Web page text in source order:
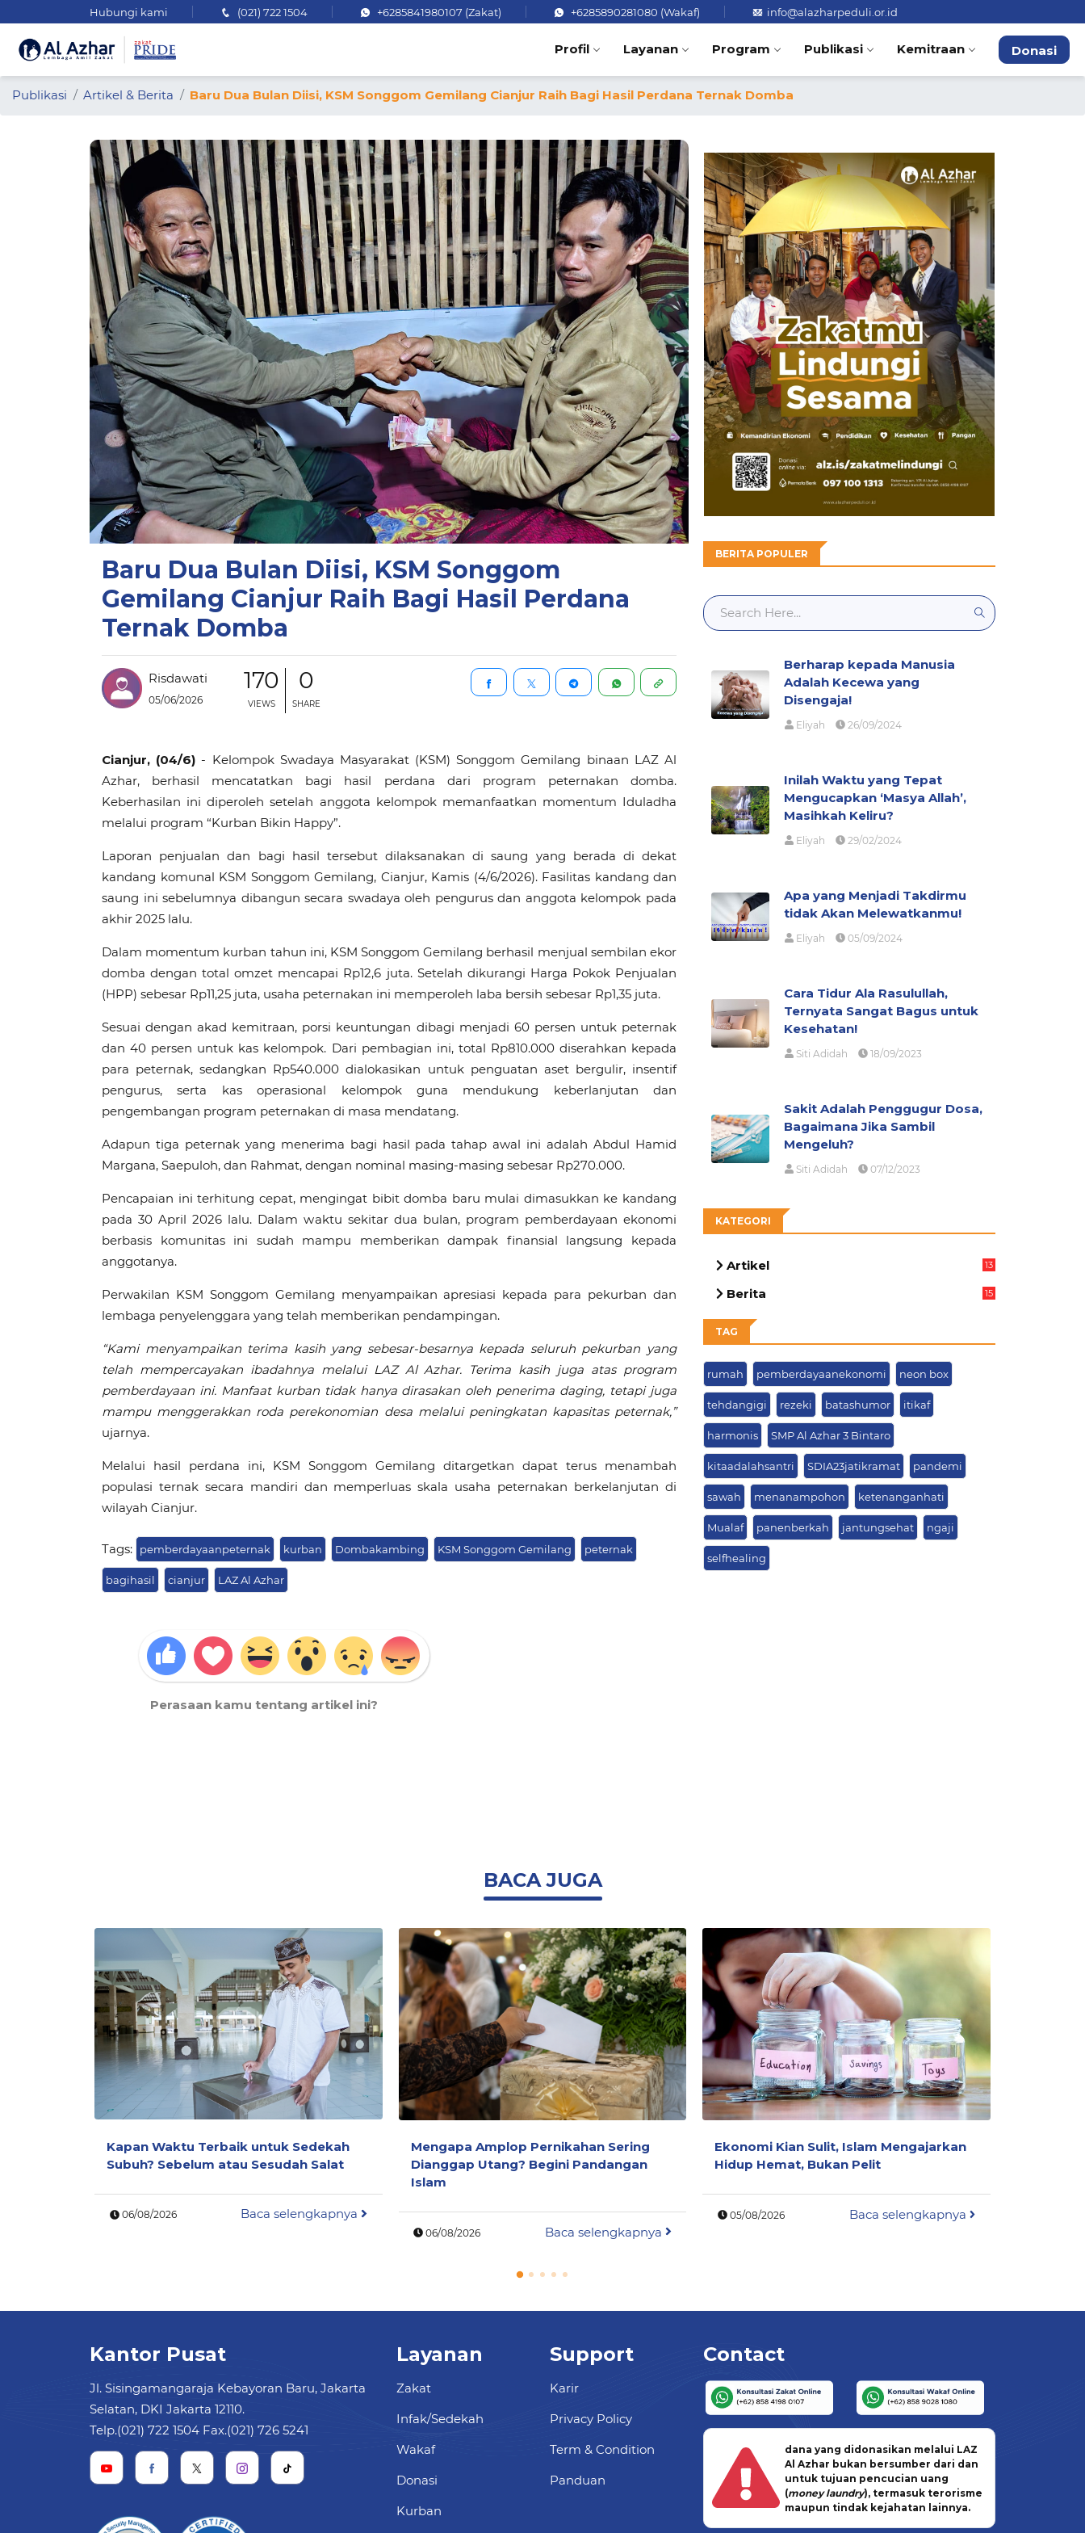
Hubungi kami (021) 722 1504 +6285841980107 (Zakat) +6285890281080 (Wakaf) info@alazharpeduli.or.id
Profil Layanan Program Publikasi Kemitraan Donasi
Publikasi Artikel & Berita Baru Dua Bulan Diisi, KSM Songgom Gemilang Cianjur Raih Bagi Hasil Perdana Ternak Domba
Baru Dua Bulan Diisi, KSM Songgom
Gemilang Cianjur Raih Bagi Hasil Perdana
Ternak Domba
Risdawati
05/06/2026
170
VIEWS
0
SHARE
Cianjur, (04/6) - Kelompok Swadaya Masyarakat (KSM) Songgom Gemilang binaan LAZ Al
Azhar, berhasil mencatatkan bagi hasil perdana dari program peternakan domba.
Keberhasilan ini diperoleh setelah anggota kelompok memanfaatkan momentum Iduladha
melalui program “Kurban Bikin Happy”.
Laporan penjualan dan bagi hasil tersebut dilaksanakan di saung yang berada di dekat
kandang komunal KSM Songgom Gemilang, Cianjur, Kamis (4/6/2026). Fasilitas kandang dan
saung ini sebelumnya dibangun secara swadaya oleh pengurus dan anggota kelompok pada
akhir 2025 lalu.
Dalam momentum kurban tahun ini, KSM Songgom Gemilang berhasil menjual sembilan ekor
domba dengan total omzet mencapai Rp12,6 juta. Setelah dikurangi Harga Pokok Penjualan
(HPP) sebesar Rp11,25 juta, usaha peternakan ini memperoleh laba bersih sebesar Rp1,35 juta.
Sesuai dengan akad kemitraan, porsi keuntungan dibagi menjadi 60 persen untuk peternak
dan 40 persen untuk kas kelompok. Dari pembagian ini, total Rp810.000 diserahkan kepada
para peternak, sedangkan Rp540.000 dialokasikan untuk penguatan aset bergulir, insentif
pengurus, serta kas operasional kelompok guna mendukung keberlanjutan dan
pengembangan program peternakan di masa mendatang.
Adapun tiga peternak yang menerima bagi hasil pada tahap awal ini adalah Abdul Hamid
Margana, Saepuloh, dan Rahmat, dengan nominal masing-masing sebesar Rp270.000.
Pencapaian ini terhitung cepat, mengingat bibit domba baru mulai dimasukkan ke kandang
pada 30 April 2026 lalu. Dalam waktu sekitar dua bulan, program pemberdayaan ekonomi
berbasis komunitas ini sudah mampu memberikan dampak finansial langsung kepada
anggotanya.
Perwakilan KSM Songgom Gemilang menyampaikan apresiasi kepada para pekurban dan
lembaga penyelenggara yang telah memberikan pendampingan.
“Kami menyampaikan terima kasih yang sebesar-besarnya kepada seluruh pekurban yang
telah mempercayakan ibadahnya melalui LAZ Al Azhar. Terima kasih juga atas program
pemberdayaan ini. Manfaat kurban tidak hanya dirasakan oleh penerima daging, tetapi juga
mampu menggerakkan roda perekonomian desa melalui peningkatan kapasitas peternak,”
ujarnya.
Melalui hasil perdana ini, KSM Songgom Gemilang ditargetkan dapat terus menambah
populasi ternak secara mandiri dan memperluas skala usaha peternakan berkelanjutan di
wilayah Cianjur.
Tags: pemberdayaanpeternak kurban Dombakambing KSM Songgom Gemilang peternak
bagihasil cianjur LAZ Al Azhar
Perasaan kamu tentang artikel ini?
BERITA POPULER
Berharap kepada Manusia
Adalah Kecewa yang
Disengaja!
Eliyah 26/09/2024
Inilah Waktu yang Tepat
Mengucapkan ‘Masya Allah’,
Masihkah Keliru?
Eliyah 29/02/2024
Apa yang Menjadi Takdirmu
tidak Akan Melewatkanmu!
Eliyah 05/09/2024
Cara Tidur Ala Rasulullah,
Ternyata Sangat Bagus untuk
Kesehatan!
Siti Adidah 18/09/2023
Sakit Adalah Penggugur Dosa,
Bagaimana Jika Sambil
Mengeluh?
Siti Adidah 07/12/2023
KATEGORI
Artikel
13
Berita
15
TAG
rumah pemberdayaanekonomi neon box
tehdangigi rezeki batashumor itikaf
harmonis SMP Al Azhar 3 Bintaro
kitaadalahsantri SDIA23jatikramat pandemi
sawah menanampohon ketenanganhati
Mualaf panenberkah jantungsehat ngaji
selfhealing
BACA JUGA
Kapan Waktu Terbaik untuk Sedekah
Subuh? Sebelum atau Sesudah Salat
06/08/2026 Baca selengkapnya
Mengapa Amplop Pernikahan Sering
Dianggap Utang? Begini Pandangan
Islam
06/08/2026 Baca selengkapnya
Ekonomi Kian Sulit, Islam Mengajarkan
Hidup Hemat, Bukan Pelit
05/08/2026 Baca selengkapnya
Kantor Pusat
Jl. Sisingamangaraja Kebayoran Baru, Jakarta
Selatan, DKI Jakarta 12110.
Telp.(021) 722 1504 Fax.(021) 726 5241
Layanan
Zakat
Infak/Sedekah
Wakaf
Donasi
Kurban
Support
Karir
Privacy Policy
Term & Condition
Panduan
Contact
dana yang didonasikan melalui LAZ
Al Azhar bukan bersumber dari dan
untuk tujuan pencucian uang
(money laundry), termasuk terorisme
maupun tindak kejahatan lainnya.